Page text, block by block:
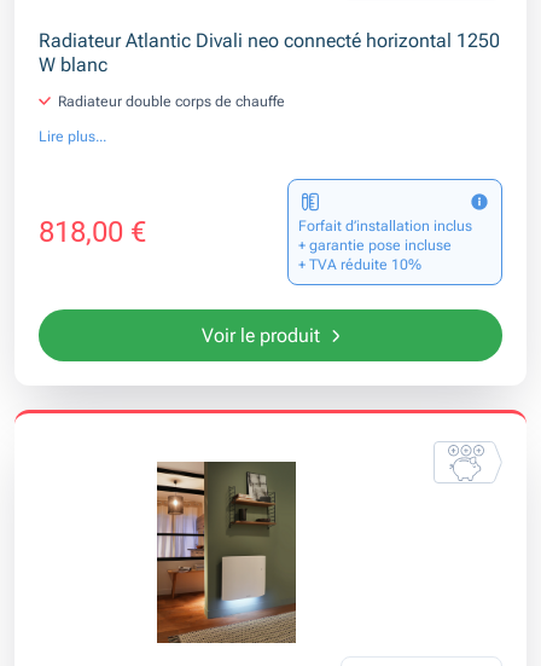
Radiateur Atlantic Divali neo connecté horizontal 1250
W blanc
Radiateur double corps de chauffe
Lire plus...
818,00 €
Forfait d’installation inclus
+ garantie pose incluse
+ TVA réduite 10%
Voir le produit